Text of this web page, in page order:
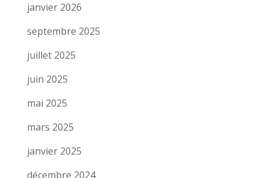
janvier 2026
septembre 2025
juillet 2025
juin 2025
mai 2025
mars 2025
janvier 2025
décembre 2024